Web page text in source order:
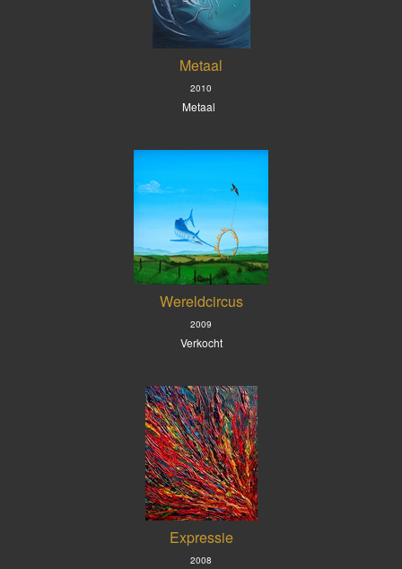
Metaal
2010
Metaal
Wereldcircus
2009
Verkocht
Expressie
2008